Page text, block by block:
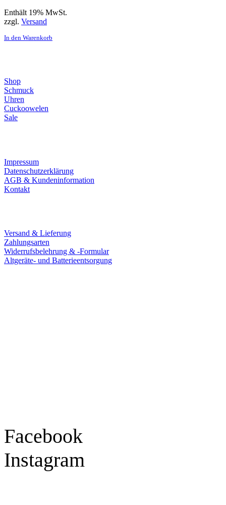
Enthält 19% MwSt.
zzgl. Versand
In den Warenkorb
Shop
Schmuck
Uhren
Cuckoowelen
Sale
Impressum
Datenschutzerklärung
AGB & Kundeninformation
Kontakt
Versand & Lieferung
Zahlungsarten
Widerrufsbelehrung & -Formular
Altgeräte- und Batterieentsorgung
Facebook
Instagram